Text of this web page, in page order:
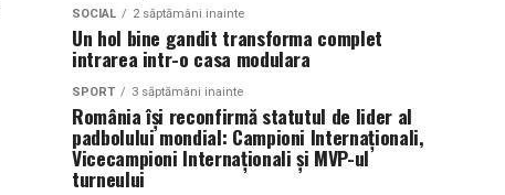
SOCIAL 2 săptămâni inainte
Un hol bine gandit transforma complet
intrarea intr-o casa modulara
SPORT 3 săptămâni inainte
România își reconfirmă statutul de lider al
padbolului mondial: Campioni Internaționali,
Vicecampioni Internaționali și MVP-ul
turneului